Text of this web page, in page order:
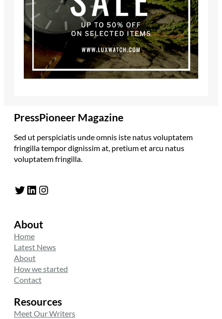
PressPioneer Magazine
Sed ut perspiciatis unde omnis iste natus voluptatem
fringilla tempor dignissim at, pretium et arcu natus
voluptatem fringilla.
Twitter LinkedIn Instagram
About
Home
Latest News
About
How we started
Contact
Resources
Meet Our Writers